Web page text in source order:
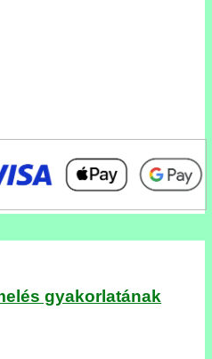
gyakorlatának